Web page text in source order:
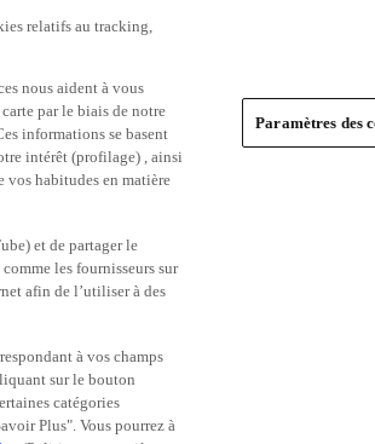
relatifs au tracking,
nous aident à vous
par le biais de notre
informations se basent
intérêt (profilage) , ainsi
vos habitudes en matière
et de partager le
les fournisseurs sur
afin de l’utiliser à des
à vos champs
sur le bouton
catégories
Plus". Vous pourrez à
Paramètres des